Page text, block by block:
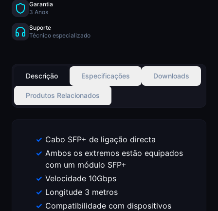
Garantia
3 Anos
Suporte
Técnico especializado
Descrição Especificações Downloads
Produtos Relacionados
Cabo SFP+ de ligação directa
Ambos os extremos estão equipados
com um módulo SFP+
Velocidade 10Gbps
Longitude 3 metros
Compatibilidade com dispositivos